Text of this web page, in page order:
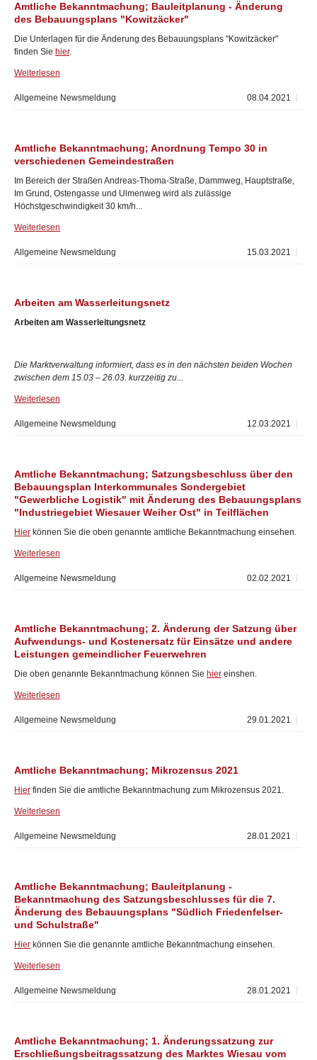
Amtliche Bekanntmachung; Bauleitplanung - Änderung
des Bebauungsplans "Kowitzäcker"
Die Unterlagen für die Änderung des Bebauungsplans "Kowitzäcker"
finden Sie hier.
Weiterlesen
08.04.2021
Allgemeine Newsmeldung
Amtliche Bekanntmachung; Anordnung Tempo 30 in
verschiedenen Gemeindestraßen
Im Bereich der Straßen Andreas-Thoma-Straße, Dammweg, Hauptstraße,
Im Grund, Ostengasse und Ulmenweg wird als zulässige
Höchstgeschwindigkeit 30 km/h...
Weiterlesen
15.03.2021
Allgemeine Newsmeldung
Arbeiten am Wasserleitungsnetz
Arbeiten am Wasserleitungsnetz
Die Marktverwaltung informiert, dass es in den nächsten beiden Wochen
zwischen dem 15.03 – 26.03. kurzzeitig zu...
Weiterlesen
12.03.2021
Allgemeine Newsmeldung
Amtliche Bekanntmachung; Satzungsbeschluss über den
Bebauungsplan Interkommunales Sondergebiet
"Gewerbliche Logistik" mit Änderung des Bebauungsplans
"Industriegebiet Wiesauer Weiher Ost" in Teilflächen
Hier können Sie die oben genannte amtliche Bekanntmachung einsehen.
Weiterlesen
02.02.2021
Allgemeine Newsmeldung
Amtliche Bekanntmachung; 2. Änderung der Satzung über
Aufwendungs- und Kostenersatz für Einsätze und andere
Leistungen gemeindlicher Feuerwehren
Die oben genannte Bekanntmachung können Sie hier einshen.
Weiterlesen
29.01.2021
Allgemeine Newsmeldung
Amtliche Bekanntmachung; Mikrozensus 2021
Hier finden Sie die amtliche Bekanntmachung zum Mikrozensus 2021.
Weiterlesen
28.01.2021
Allgemeine Newsmeldung
Amtliche Bekanntmachung; Bauleitplanung -
Bekanntmachung des Satzungsbeschlusses für die 7.
Änderung des Bebauungsplans "Südlich Friedenfelser-
und Schulstraße"
Hier können Sie die genannte amtliche Bekanntmachung einsehen.
Weiterlesen
28.01.2021
Allgemeine Newsmeldung
Amtliche Bekanntmachung; 1. Änderungssatzung zur
Erschließungsbeitragssatzung des Marktes Wiesau vom